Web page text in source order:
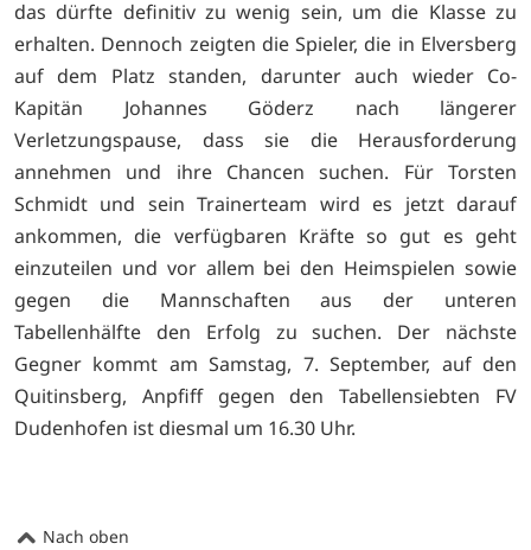
das dürfte definitiv zu wenig sein, um die Klasse zu
erhalten. Dennoch zeigten die Spieler, die in Elversberg
auf dem Platz standen, darunter auch wieder Co-
Kapitän Johannes Göderz nach längerer
Verletzungspause, dass sie die Herausforderung
annehmen und ihre Chancen suchen. Für Torsten
Schmidt und sein Trainerteam wird es jetzt darauf
ankommen, die verfügbaren Kräfte so gut es geht
einzuteilen und vor allem bei den Heimspielen sowie
gegen die Mannschaften aus der unteren
Tabellenhälfte den Erfolg zu suchen. Der nächste
Gegner kommt am Samstag, 7. September, auf den
Quitinsberg, Anpfiff gegen den Tabellensiebten FV
Dudenhofen ist diesmal um 16.30 Uhr.
Nach oben